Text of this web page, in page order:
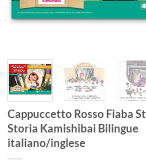
Cappuccetto Rosso Fiaba
Storia Kamishibai Bilingue
italiano/inglese